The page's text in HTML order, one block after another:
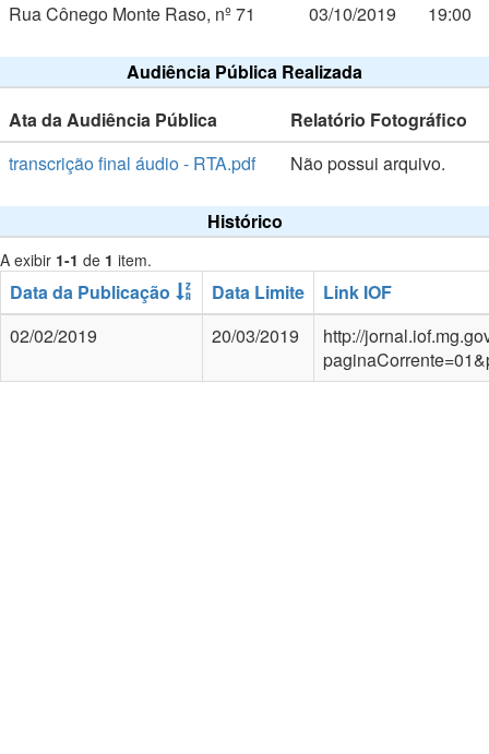
Rua Cônego Monte Raso, nº 71
03/10/2019 19:00
Audiência Pública Realizada
Ata da Audiência Pública
Relatório Fotográfico
transcrição final áudio - RTA.pdf
Não possui arquivo.
Histórico
A exibir 1-1 de 1 item.
Data da Publicação Data Limite
Link IOF
02/02/2019
20/03/2019
http://